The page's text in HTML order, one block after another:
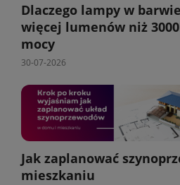
Dlaczego lampy w
więcej lumenów niż
mocy
30-07-2026
Jak zaplanować
mieszkaniu